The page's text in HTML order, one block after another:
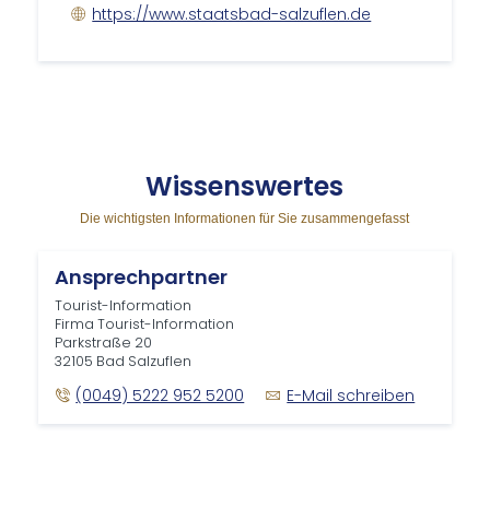
https://www.staatsbad-salzuflen.de
Wis­sens­wer­tes
Die wichtigsten Informationen für Sie zusammengefasst
Ansprechpartner
Tourist-Information
Firma Tourist-Information
Parkstraße 20
32105 Bad Salzuflen
(0049) 5222 952 5200 E-Mail schreiben